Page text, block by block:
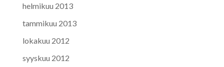
helmikuu 2013
tammikuu 2013
lokakuu 2012
syyskuu 2012